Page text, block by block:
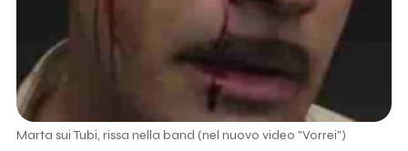
Marta sui Tubi, rissa nella band (nel nuovo video "Vorrei")